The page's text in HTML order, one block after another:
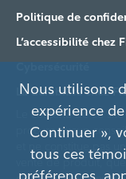
Politique de
L’accessibilité chez
Cybersécurité
La durabilité chez
Le contenu de ce
procure aucun
et ne constitue pas
vente de produit,
Nous utilisons
expérience
Continuer »,
tous ces